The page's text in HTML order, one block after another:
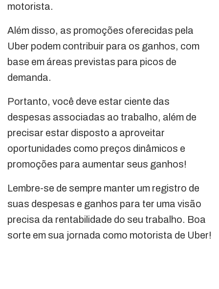
motorista.
Além disso, as promoções oferecidas pela
Uber podem contribuir para os ganhos, com
base em áreas previstas para picos de
demanda.
Portanto, você deve estar ciente das
despesas associadas ao trabalho, além de
precisar estar disposto a aproveitar
oportunidades como preços dinâmicos e
promoções para aumentar seus ganhos!
Lembre-se de sempre manter um registro de
suas despesas e ganhos para ter uma visão
precisa da rentabilidade do seu trabalho. Boa
sorte em sua jornada como motorista de Uber!